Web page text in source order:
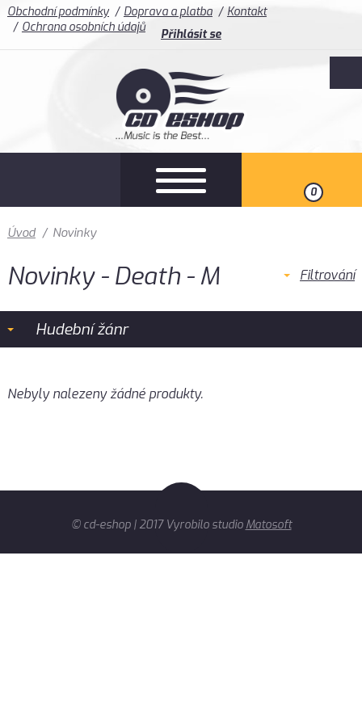
Obchodní podmínky Doprava a platba
Kontakt
Ochrana osobních údajů
Přihlásit se
0
Úvod / Novinky
Novinky - Death - M Filtrování
Hudební žánr
Nebyly nalezeny žádné produkty.
© cd-eshop | 2017 Vyrobilo studio Matosoft